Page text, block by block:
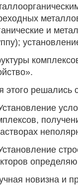
и
этого решались
новизна и